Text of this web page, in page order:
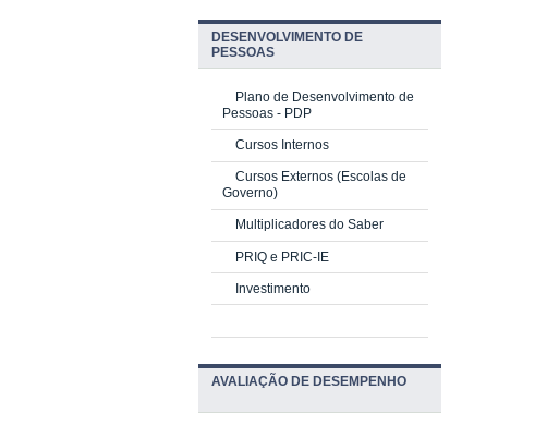
DESENVOLVIMENTO DE
PESSOAS
Plano de Desenvolvimento de
Pessoas - PDP
Cursos Internos
Cursos Externos (Escolas de
Governo)
Multiplicadores do Saber
PRIQ e PRIC-IE
Investimento
AVALIAÇÃO DE DESEMPENHO